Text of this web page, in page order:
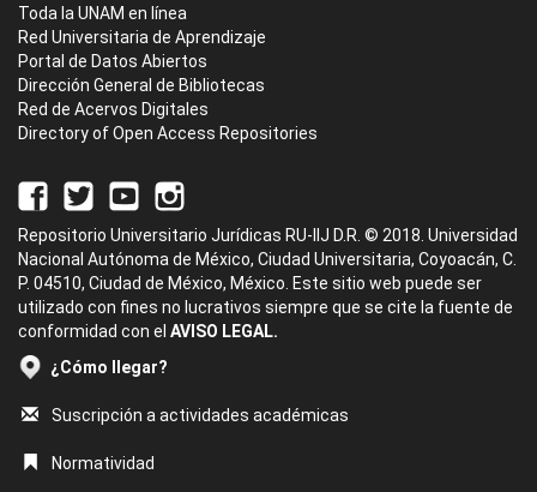
Toda la UNAM en línea
Red Universitaria de Aprendizaje
Portal de Datos Abiertos
Dirección General de Bibliotecas
Red de Acervos Digitales
Directory of Open Access Repositories
Repositorio Universitario Jurídicas RU-IIJ D.R. © 2018. Universidad
Nacional Autónoma de México, Ciudad Universitaria, Coyoacán, C.
P. 04510, Ciudad de México, México. Este sitio web puede ser
utilizado con fines no lucrativos siempre que se cite la fuente de
conformidad con el AVISO LEGAL.
¿Cómo llegar?
Suscripción a actividades académicas
Normatividad